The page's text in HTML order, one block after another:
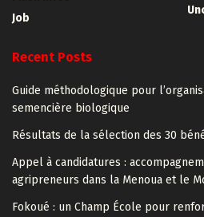
Job
Recent Posts
Guide méthodologique pour
semencière biologique
Résultats de la sélection des 30
Appel à candidatures :
agripreneurs dans la Menoua et le
Fokoué : un Champ École pour